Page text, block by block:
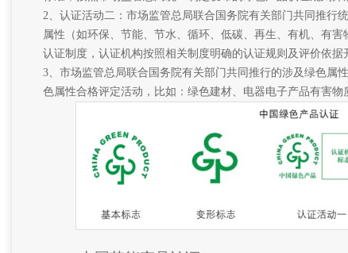
2、认证活动二：市场监管总局联合国务院有关部门共同推行
属性（如环保、节能、节水、循环、低碳、再生、有机、有
认证制度，认证机构按照相关制度明确的认证规则及评价依据
3、市场监管总局联合国务院有关部门共同推行的涉及绿色属
色属性合格评定活动，比如：绿色建材、电器电子产品有害物